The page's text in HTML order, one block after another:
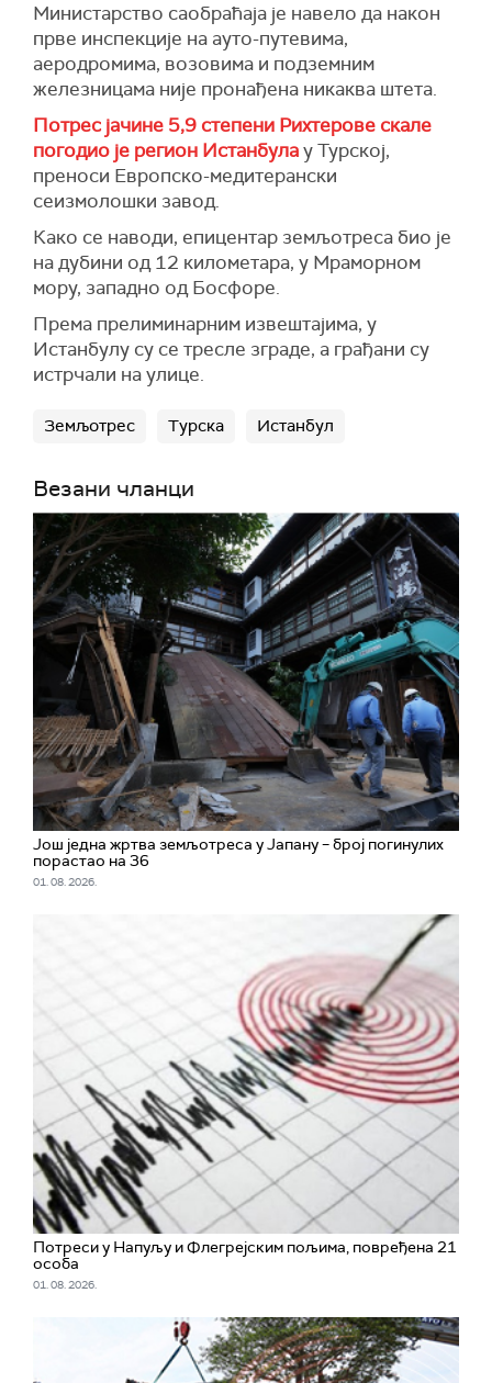
Министарство саобраћаја је навело да након
прве инспекције на ауто-путевима,
аеродромима, возовима и подземним
железницама није пронађена никаква штета.
Потрес јачине 5,9 степени Рихтерове скале
погодио је регион Истанбулау Турској,
преноси Европско-медитерански
сеизмолошки завод.
Како се наводи, епицентар земљотреса био је
на дубини од 12 километара, у Мраморном
мору, западно од Босфоре.
Према прелиминарним извештајима, у
Истанбулу су се тресле зграде, а грађани су
истрчали на улице.
Земљотрес Турска Истанбул
Везани чланци
Још једна жртва земљотреса у Јапану – број погинулих
порастао на 36
01. 08. 2026.
Потреси у Напуљу и Флегрејским пољима, повређена 21
особа
01. 08. 2026.